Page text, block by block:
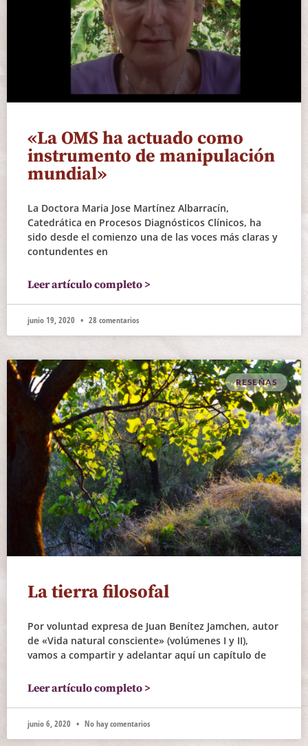
«La OMS ha actuado como
instrumento de manipulación
mundial»
La Doctora Maria Jose Martínez Albarracín,
Catedrática en Procesos Diagnósticos Clínicos, ha
sido desde el comienzo una de las voces más claras y
contundentes en
Leer artículo completo >
junio 19, 2020 28 comentarios
RESEÑAS
La tierra filosofal
Por voluntad expresa de Juan Benítez Jamchen, autor
de «Vida natural consciente» (volúmenes I y II),
vamos a compartir y adelantar aquí un capítulo de
Leer artículo completo >
junio 6, 2020 No hay comentarios